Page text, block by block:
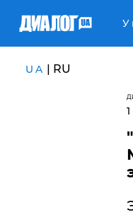
UA | RU